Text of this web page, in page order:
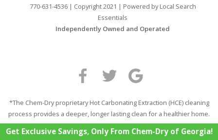
Get Exclusive Savings, Only From Chem-Dry of Georgia!
770-631-4536 | Copyright 2021 | Powered byLocal Search
Essentials
Independently Owned and Operated
*The Chem-Dry proprietary Hot Carbonating Extraction (HCE) cleaning
process provides a deeper, longer lasting clean for a healthier home.